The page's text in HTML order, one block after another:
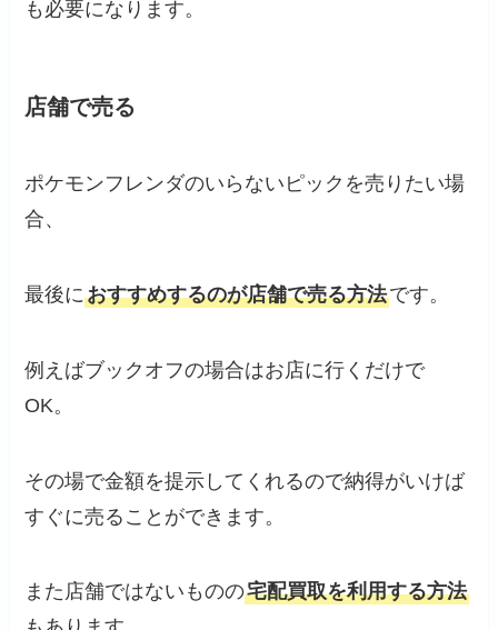
も必要になります。
店舗で売る
ポケモンフレンダのいらないピックを売りたい場
合、
最後におすすめするのが店舗で売る方法です。
例えばブックオフの場合はお店に行くだけで
OK。
その場で金額を提示してくれるので納得がいけば
すぐに売ることができます。
また店舗ではないものの宅配買取を利用する方法